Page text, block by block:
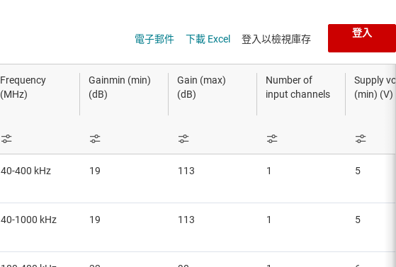
電子郵件 下載 Excel 登入以檢視庫存
登入
Frequency
(MHz)
Number of
input channels
Gainmin (min)
(dB)
Gain (max)
(dB)
Supply
(min) (V)
40-400 kHz 19 113 1 5
40-1000 kHz 19 113 1 5